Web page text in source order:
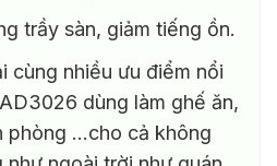
trầy sàn, giảm tiếng ồn.
cùng nhiều ưu điểm nổi
dùng làm ghế ăn,
phòng …cho cả không